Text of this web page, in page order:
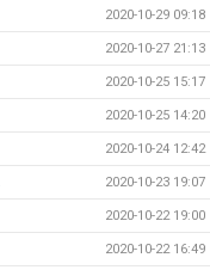
2020-10-29 09:18
2020-10-27 21:13
2020-10-25 15:17
2020-10-25 14:20
2020-10-24 12:42
2020-10-23 19:07
2020-10-22 19:00
2020-10-22 16:49